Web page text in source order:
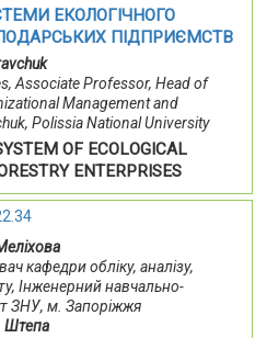
ЕКОЛОГІЧНОГО
ПІДПРИЄМСТВ
Associate Professor, Head of
Management and
Polissia National University
OF ECOLOGICAL
ENTERPRISES
кафедри обліку, аналізу,
Інженерний навчально-
ЗНУ, м. Запоріжжя
Штепа